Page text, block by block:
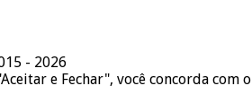
- 2026
e Fechar", você concorda com